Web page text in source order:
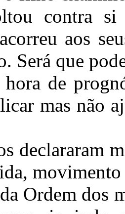
contra si
aos
Será que
hora de
mas não
declararam
Ordem dos